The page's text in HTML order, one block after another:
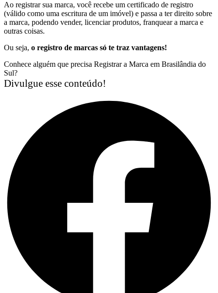
Ao registrar sua marca, você recebe um certificado de registro
(válido como uma escritura de um imóvel) e passa a ter direito sobre
a marca, podendo vender, licenciar produtos, franquear a marca e
outras coisas.
Ou seja, o registro de marcas só te traz vantagens!
Conhece alguém que precisa Registrar a Marca em Brasilândia do
Sul?
Divulgue esse conteúdo!